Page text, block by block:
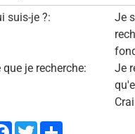
suis-je ?:
Je
que je recherche:
Je
Facebook
TwitterShare